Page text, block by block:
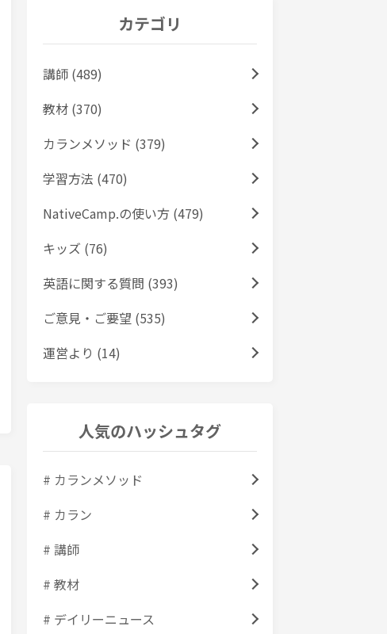
カテゴリ
講師 (489)
教材 (370)
カランメソッド (379)
学習方法 (470)
NativeCamp.の使い方 (479)
キッズ (76)
英語に関する質問 (393)
ご意見・ご要望 (535)
運営より (14)
人気のハッシュタグ
# カランメソッド
# カラン
# 講師
# 教材
# デイリーニュース